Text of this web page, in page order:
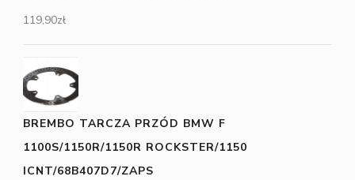
119,90zł
BREMBO TARCZA PRZÓD BMW F
1100S/1150R/1150R ROCKSTER/1150
ICNT/68B407D7/ZAPS